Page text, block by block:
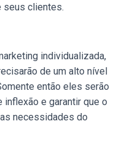
seus clientes.
individualizada,
de um alto nível
então eles serão
e garantir que o
necessidades do